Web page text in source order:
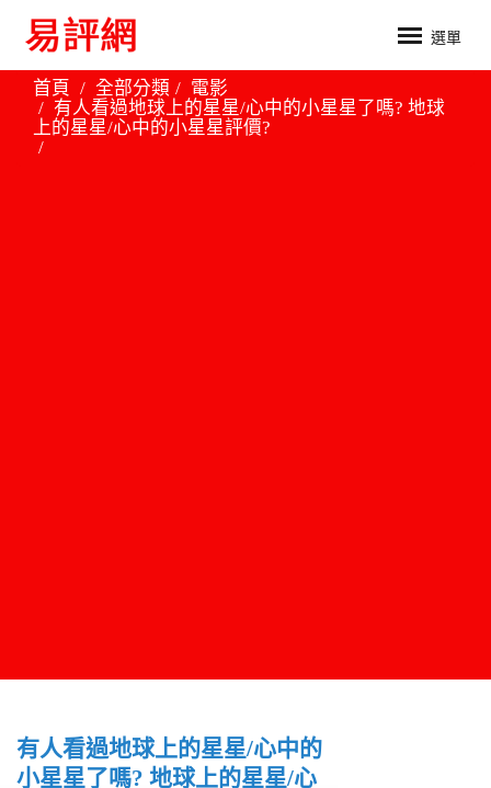
選單
首頁 全部分類
電影
有人看過地球上的星星/心中的小星星了嗎? 地球
上的星星/心中的小星星評價?
有人看過地球上的星星/心中的
小星星了嗎? 地球上的星星/心